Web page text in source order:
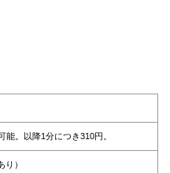
。以降1分につき310円。
）